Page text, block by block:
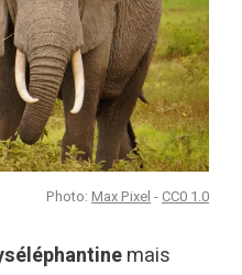
Photo: Max Pixel - CC0 1.0
mais